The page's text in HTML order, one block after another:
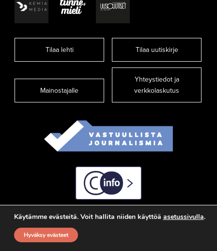
Tilaa lehti Tilaa uutiskirje
Mainostajalle
Yhteystiedot ja
verkkolaskutus
C-info
Käytämme evästeitä. Voit hallita niiden käyttöä asetussivulla.
Hyväksy evästeet